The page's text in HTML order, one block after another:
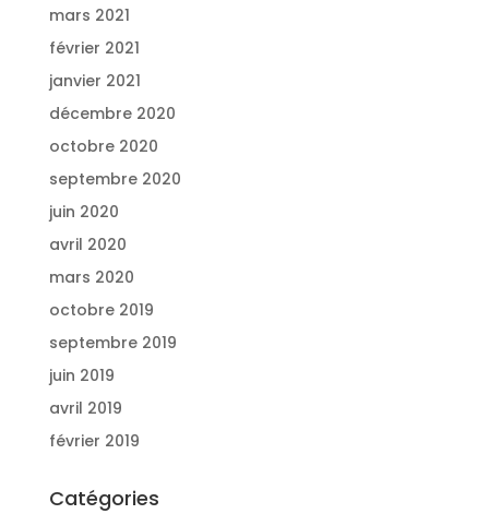
mars 2021
février 2021
janvier 2021
décembre 2020
octobre 2020
septembre 2020
juin 2020
avril 2020
mars 2020
octobre 2019
septembre 2019
juin 2019
avril 2019
février 2019
Catégories